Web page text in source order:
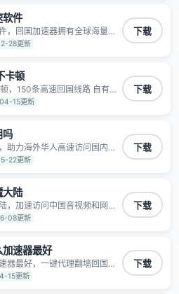
软件
，回国加速器拥有全球海量节
顿超稳定，专为海外华人和留
免除地域限制，随时高速稳定
28更新
下载
卡顿
，150条高速回国线路 自有高
连接 提供高速线路 应用内直
应用模式 App互不干扰 不间断
进行窃取和监听
15更新
下载
吗
助力海外华人高速访问国内网
平台,解决国内视频、音乐卡顿
游戏，超低延迟稳定不掉线,畅
22更新
下载
大陆
，加速访问中国音视频和网
你加速访问优酷、bilibili、腾讯
服游戏，例如原神、阴阳师、
弥什、sky光·遇、另一个伊甸
速器致力于帮助海外华人和留
供最好的回国游戏和音乐视频
港澳台地区流畅加速国服游戏
08更新
下载
加速器最好
器最好，一键代理翻墙回国的
留学生及港澳台地区用户破除
降低游戏延迟，加速访问中国
15更新
下载